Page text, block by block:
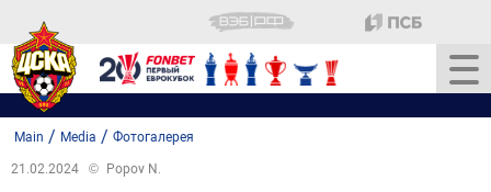
Main / Media / Фотогалерея
21.02.2024 © Popov N.